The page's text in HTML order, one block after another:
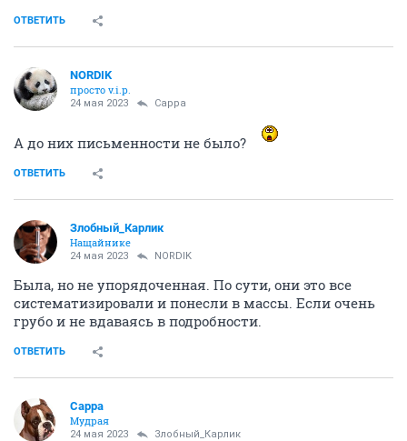
ОТВЕТИТЬ
NORDIK
просто v.i.p.
24 мая 2023 Сарра
А до них письменности не было?
ОТВЕТИТЬ
Злобный_Карлик
Нащайнике
24 мая 2023 NORDIK
Была, но не упорядоченная. По сути, они это все
систематизировали и понесли в массы. Если очень
грубо и не вдаваясь в подробности.
ОТВЕТИТЬ
Сарра
Мудрая
24 мая 2023 Злобный_Карлик